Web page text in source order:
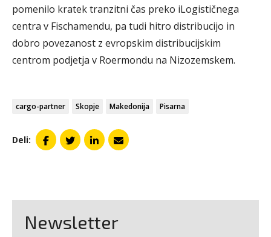
pomenilo kratek tranzitni čas preko iLogističnega
centra v Fischamendu, pa tudi hitro distribucijo in
dobro povezanost z evropskim distribucijskim
centrom podjetja v Roermondu na Nizozemskem.
cargo-partner Skopje Makedonija Pisarna
Deli:
Newsletter